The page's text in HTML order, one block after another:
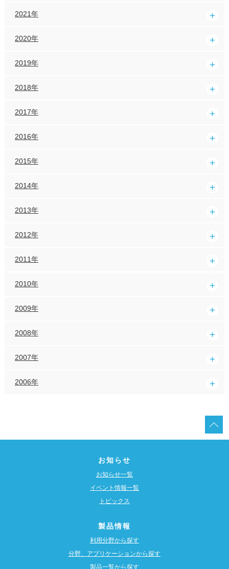
2021年
2020年
2019年
2018年
2017年
2016年
2015年
2014年
2013年
2012年
2011年
2010年
2009年
2008年
2007年
2006年
お知らせ
お知らせ一覧
イベント情報一覧
トピックス
製品情報
利用分野から探す
分野、アプリケーションから探す
製品一覧から探す